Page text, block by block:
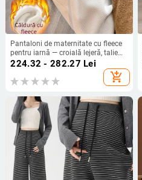
Pantaloni de maternitate cu fleece
pentru iarnă — croială lejeră, talie
înaltă, potriviți pentru
toamnă/iarnă; material principal
50–70%, secundar <30% Spandex.
224.32 - 282.27 Lei
add_shopping_cart